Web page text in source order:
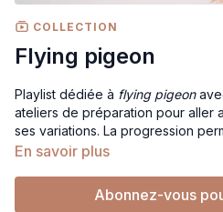
COLLECTION
Flying pigeon
Playlist dédiée à flying pigeon
ateliers de préparation pour
ses variations. La progression
l’ouverture des hanches,
pour explorer la posture en
En savoir plus
Abonnez-vous